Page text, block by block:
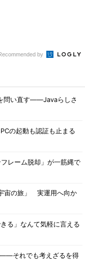
by
問い直す――Javaらしさ
の起動も認証も止まる
レーム脱却」が一筋縄で
宙の旅」 実運用へ向か
る」なんて気軽に言える
――それでも考えざるを得